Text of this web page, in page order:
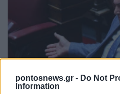
pontosnews.gr - Do Not
Information
ΠΟΛΙΤΙΚΗ